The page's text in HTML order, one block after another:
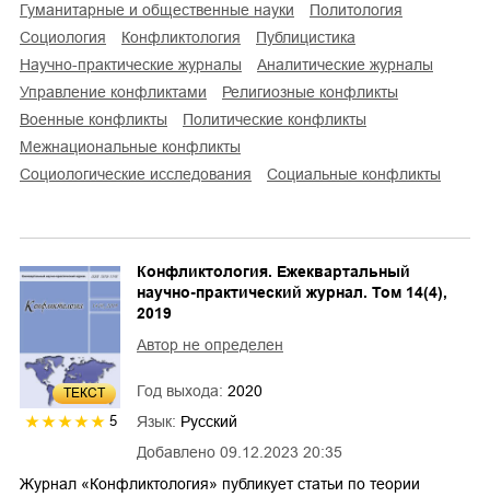
гуманитарные и общественные науки
политология
социология
конфликтология
публицистика
научно-практические журналы
аналитические журналы
управление конфликтами
религиозные конфликты
военные конфликты
политические конфликты
межнациональные конфликты
социологические исследования
социальные конфликты
ТЕКСТ
5
Добавлено 09.12.2023 20:35
Конфликтология. Ежеквартальный
научно-практический журнал. Том 14(4),
2019
Автор не определен
Год выхода: 2020
Язык: Русский
Журнал «Конфликтология» публикует статьи по теории